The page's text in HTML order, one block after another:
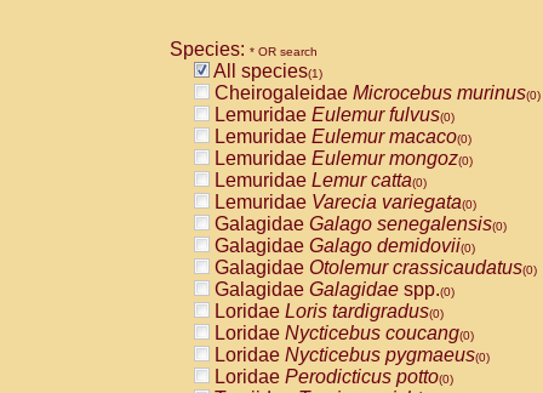
CebidaeCebus capucinus
CebidaeCebus nigrivittatus
CebidaeCebus spp.(0)
CebidaeSaimiri boliviensis(0)
CebidaeSaimiri sciureus(0)
AtelidaeAlouatta caraya(0)
AtelidaeAlouatta fusca(0)
AtelidaeAlouatta seniculus(0)
AtelidaeAlouattaspp.(0)
AtelidaeAteles belzebuth(0)
AtelidaeAteles geoffroyi(0)
AtelidaeAteles paniscus(0)
AtelidaeAtelesspp.(0)
AtelidaeLagothrix lagothricha(0)
AtelidaeLagothrix lagothricha cana
PitheciidaeCacajao calvus
Species: * OR search
All species(1)
Cheirogaleidae Microcebus murinus(0)
Lemuridae Eulemur fulvus(0)
Lemuridae Eulemur macaco(0)
Lemuridae Eulemur mongoz(0)
Lemuridae Lemur catta(0)
Lemuridae Varecia variegata(0)
Galagidae Galago senegalensis(0)
Galagidae Galago demidovii(0)
Galagidae Otolemur crassicaudatus(0)
Galagidae Galagidae spp.(0)
Loridae Loris tardigradus(0)
Loridae Nycticebus coucang(0)
Loridae Nycticebus pygmaeus(0)
Loridae Perodicticus potto(0)